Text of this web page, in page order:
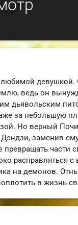
девушкой.
ведь он
дьявольским
за небольшую
Но верный
заменив
части
расправляться
на демонов.
в жизнь